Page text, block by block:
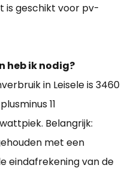
is geschikt voor pv-
heb ik nodig?
in Leisele is 3460
11
Belangrijk:
met een
eindafrekening van de